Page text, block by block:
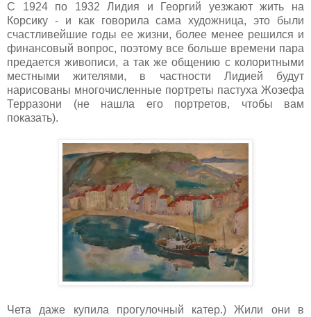
С 1924 по 1932 Лидия и Георгий уезжают жить на
Корсику - и как говорила сама художница, это были
счастливейшие годы ее жизни, более менее решился и
финансовый вопрос, поэтому все больше времени пара
предается живописи, а так же общению с колоритными
местными жителями, в частности Лидией будут
нарисованы многочисленные портреты пастуха Жозефа
Терразони (не нашла его портретов, чтобы вам
показать).
Чета даже купила прогулочный катер.) Жили они в